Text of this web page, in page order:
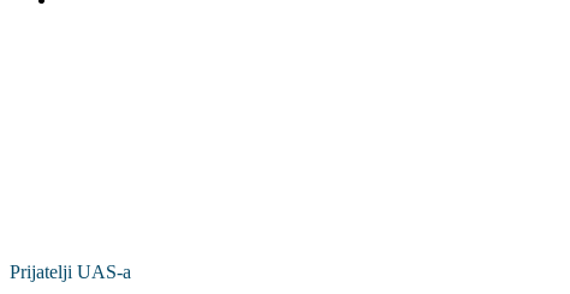
Prijatelji UAS-a